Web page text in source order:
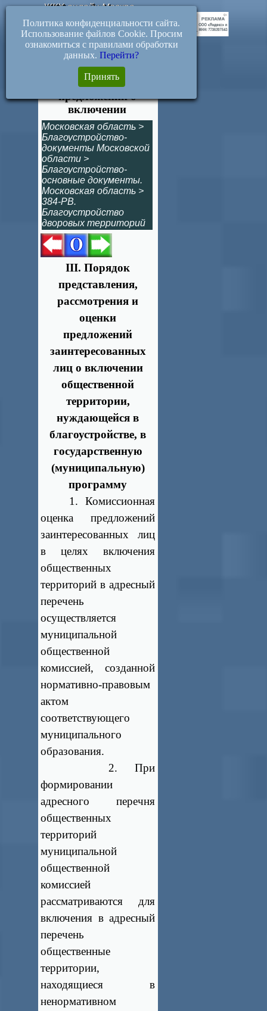
ЖКХ-онлайн.Москва
Раздел III. Порядок
представления
предложений о
включении
Московская область >
Благоустройство-
документы Московской
области >
Благоустройство-
основные документы.
Московская область >
384-РВ.
Благоустройство
дворовых территорий
III. Порядок
представления,
рассмотрения и
оценки
предложений
заинтересованных
лиц о включении
общественной
территории,
нуждающейся в
благоустройстве, в
государственную
(муниципальную)
программу
1. Комиссионная
оценка предложений
заинтересованных лиц
в целях включения
общественных
территорий в адресный
перечень
осуществляется
муниципальной
общественной
комиссией, созданной
нормативно-правовым
актом
соответствующего
муниципального
образования.
2. При
формировании
адресного перечня
общественных
территорий
муниципальной
общественной
комиссией
рассматриваются для
включения в адресный
перечень
общественные
территории,
находящиеся в
ненормативном
Политика конфиденциальности сайта.
Использование файлов Cookie. Просим
ознакомиться с правилами обработки
данных. Перейти?
Принять